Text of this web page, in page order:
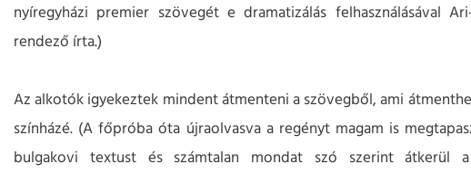
nyíregyházi premier szövegét e dramatizálás felhasználásával
rendező írta.)
Az alkotók igyekeztek mindent átmenteni a szövegből, ami
színházé. (A főpróba óta újraolvasva a regényt magam is
bulgakovi textust és számtalan mondat szó szerint átkerül